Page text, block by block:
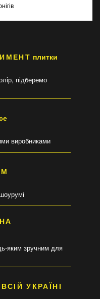
плитки
підберемо
виробниками
яким зручним для
ВСІЙ УКРАЇНІ